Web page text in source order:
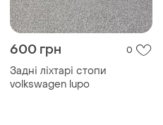
600 грн 0
Задні ліхтарі стопи
volkswagen lupo